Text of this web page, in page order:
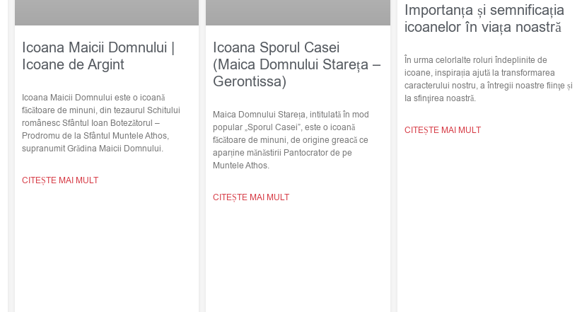
Icoana Maicii Domnului |
Icoane de Argint
Icoana Maicii Domnului este o icoană
făcătoare de minuni, din tezaurul Schitului
românesc Sfântul Ioan Botezătorul –
Prodromu de la Sfântul Muntele Athos,
supranumit Grădina Maicii Domnului.
CITEȘTE MAI MULT
Icoana Sporul Casei
(Maica Domnului Stareța –
Gerontissa)
Maica Domnului Stareța, intitulată în mod
popular „Sporul Casei”, este o icoană
făcătoare de minuni, de origine greacă ce
aparține mănăstirii Pantocrator de pe
Muntele Athos.
CITEȘTE MAI MULT
Importanța și semnificația
icoanelor în viața noastră
În urma celorlalte roluri îndeplinite de
icoane, inspirația ajută la transformarea
caracterului nostru, a întregii noastre fiinţe și
Ia sfinţirea noastră.
CITEȘTE MAI MULT